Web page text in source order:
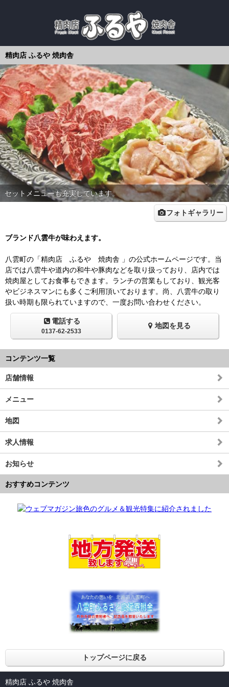
精肉店 ふるや 焼肉舎
希少な八雲牛を取り扱っておいます。
セットメニューも充実しています。
フォトギャラリー
ブランド八雲牛が味わえます。
八雲町の「精肉店 ふるや 焼肉舎 」の公式ホームページです。当
店では八雲牛や道内の和牛や豚肉などを取り扱っており、店内では
焼肉屋としてお食事もできます。ランチの営業もしており、観光客
やビジネスマンにも多くご利用頂いております。尚、八雲牛の取り
扱い時期も限られていますので、一度お問い合わせください。
電話する
0137-62-2533
地図を見る
コンテンツ一覧
店舗情報
メニュー
地図
求人情報
お知らせ
おすすめコンテンツ
トップページに戻る
精肉店 ふるや 焼肉舎